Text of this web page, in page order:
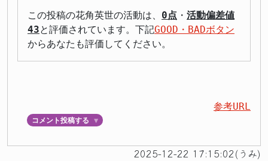
この投稿の花角英世の活動は、 0点 ・ 活動偏差値
43と評価されています。下記GOOD・BADボタン
からあなたも評価してください。
参考URL
コメント投稿する ▼
2025-12-22 17:15:02(うみ)